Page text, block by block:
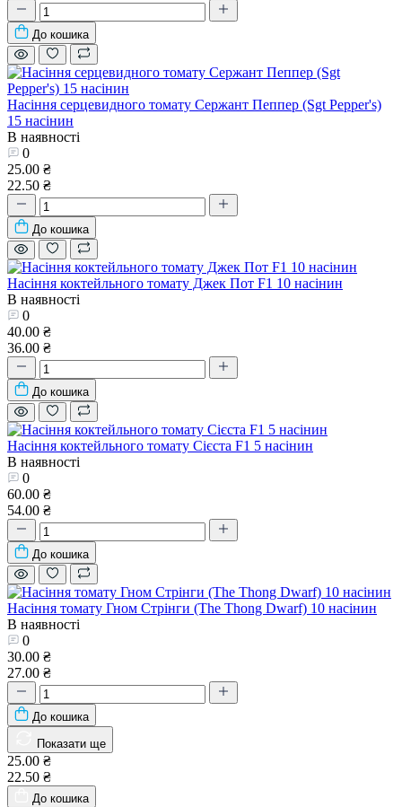
До кошика
Насіння серцевидного томату Сержант Пеппер (Sgt Pepper's)
15 насінин
В наявності
0
25.00 ₴
22.50 ₴
До кошика
Насіння коктейльного томату Джек Пот F1 10 насінин
В наявності
0
40.00 ₴
36.00 ₴
До кошика
Насіння коктейльного томату Сієста F1 5 насінин
В наявності
0
60.00 ₴
54.00 ₴
До кошика
Насіння томату Гном Стрінги (The Thong Dwarf) 10 насінин
В наявності
0
30.00 ₴
27.00 ₴
До кошика
Показати ще
25.00 ₴
22.50 ₴
До кошика